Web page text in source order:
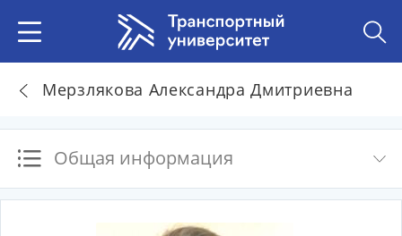
Мерзлякова Александра Дмитриевна
Общая информация